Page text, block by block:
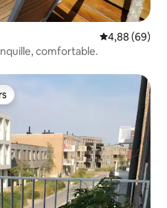
Évaluation
4,88 (69)
comfortable.
plus appréciés